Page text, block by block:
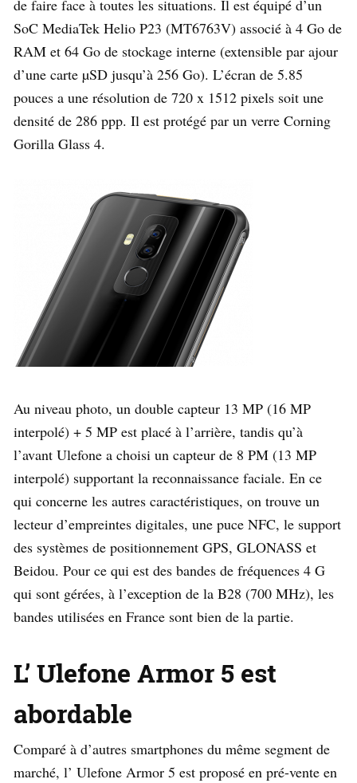
de faire face à toutes les situations. Il est équipé d’un
SoC MediaTek Helio P23 (MT6763V) associé à 4 Go de
RAM et 64 Go de stockage interne (extensible par ajour
d’une carte µSD jusqu’à 256 Go). L’écran de 5.85
pouces a une résolution de 720 x 1512 pixels soit une
densité de 286 ppp. Il est protégé par un verre Corning
Gorilla Glass 4.
Au niveau photo, un double capteur 13 MP (16 MP
interpolé) + 5 MP est placé à l’arrière, tandis qu’à
l’avant Ulefone a choisi un capteur de 8 PM (13 MP
interpolé) supportant la reconnaissance faciale. En ce
qui concerne les autres caractéristiques, on trouve un
lecteur d’empreintes digitales, une puce NFC, le support
des systèmes de positionnement GPS, GLONASS et
Beidou. Pour ce qui est des bandes de fréquences 4 G
qui sont gérées, à l’exception de la B28 (700 MHz), les
bandes utilisées en France sont bien de la partie.
L’ Ulefone Armor 5 est
abordable
Comparé à d’autres smartphones du même segment de
marché, l’ Ulefone Armor 5 est proposé en pré-vente en